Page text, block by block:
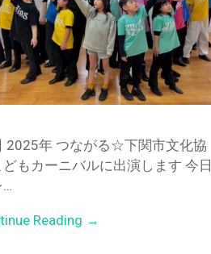
2025年 つながる☆下関市文化協
もカーニバルに出演します 今日
Reading →